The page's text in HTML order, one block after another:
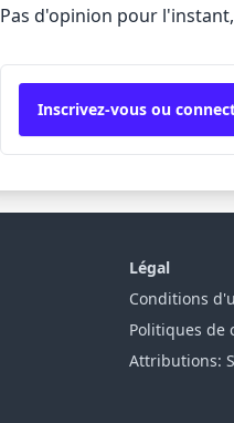
Pas d'opinion pour
Inscrivez-vous ou
Légal
Conditions
Politiques de
Attributions: